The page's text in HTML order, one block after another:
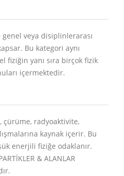
veya disiplinlerarası
Bu kategori aynı
fiziğin yanı sıra birçok fizik
içermektedir.
çürüme, radyoaktivite,
kaynak içerir. Bu
enerjili fiziğe odaklanır.
& ALANLAR